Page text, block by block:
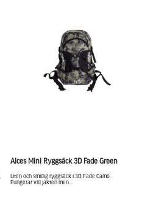
Alces Mini Ryggsäck 3D Fade Green
Liten och smidig ryggsäck i 3D Fade Camo.
Fungerar vid jakten men...